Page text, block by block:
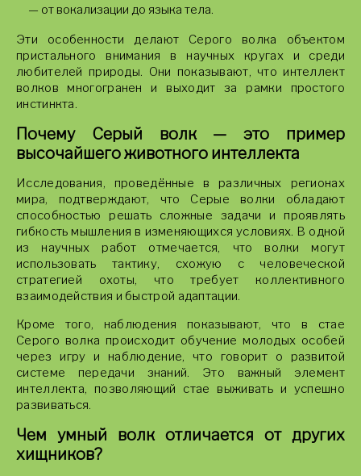
— от вокализации до языка тела.
Эти особенности делают Серого волка объектом
пристального внимания в научных кругах и среди
любителей природы. Они показывают, что интеллект
волков многогранен и выходит за рамки простого
инстинкта.
Почему Серый волк — это пример
высочайшего животного интеллекта
Исследования, проведённые в различных регионах
мира, подтверждают, что Серые волки обладают
способностью решать сложные задачи и проявлять
гибкость мышления в изменяющихся условиях. В одной
из научных работ отмечается, что волки могут
использовать тактику, схожую с человеческой
стратегией охоты, что требует коллективного
взаимодействия и быстрой адаптации.
Кроме того, наблюдения показывают, что в стае
Серого волка происходит обучение молодых особей
через игру и наблюдение, что говорит о развитой
системе передачи знаний. Это важный элемент
интеллекта, позволяющий стае выживать и успешно
развиваться.
Чем умный волк отличается от других
хищников?